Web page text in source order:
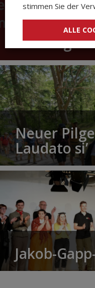
Die
Sonntag
Neuer
Laudato si’
Jakob-
stimmen Sie der
ALLE